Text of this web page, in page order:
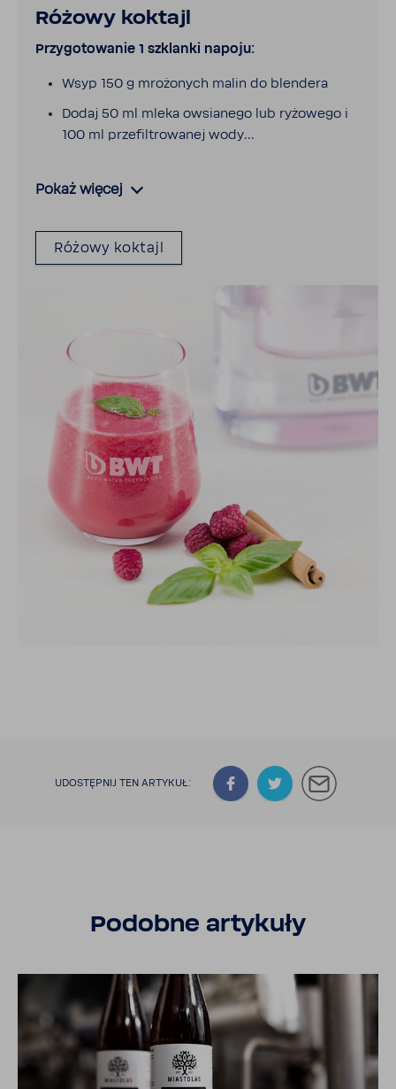
Różowy koktajl
Przy­go­to­wanie 1 szklanki napoju:
Wsyp 150 g mrożo­nych malin do blen­dera
Dodaj 50 ml mleka owsia­nego lub ryżo­wego i
100 ml prze­fil­tro­wanej wody...
Pokaż więcej
Różowy koktajl
UDOSTĘPNIJ TEN ARTYKUŁ:
Podobne arty­kuły